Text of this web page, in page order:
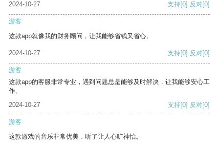
2024-10-27
支持[0] 反对[0]
游客
这款app就像我的财务顾问，让我能够省钱又省心。
2024-10-27 支持[0] 反对[0]
游客
这款app的客服非常专业，遇到问题总是能够及时解决，让我能够安心工
作。
2024-10-27
支持[0] 反对[0]
游客
这款游戏的音乐非常优美，听了让人心旷神怡。